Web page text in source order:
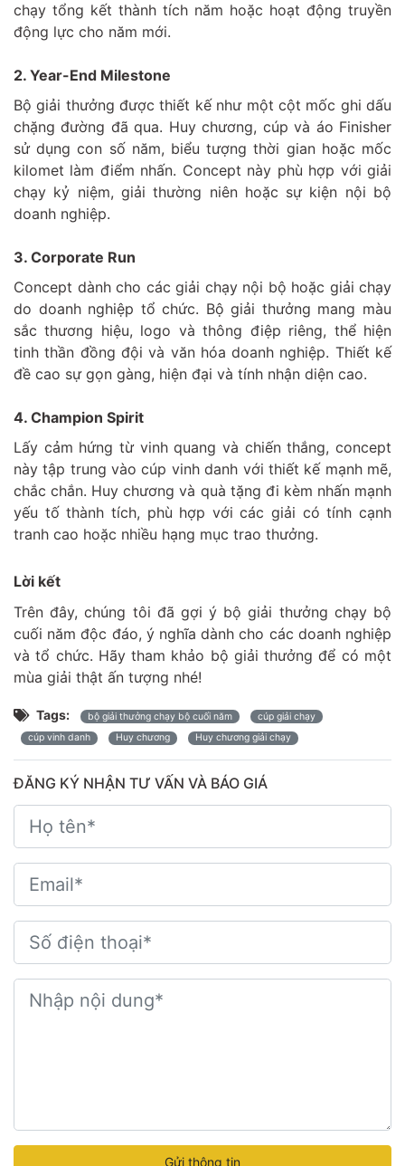
chạy tổng kết thành tích năm hoặc hoạt động truyền
động lực cho năm mới.
2. Year-End Milestone
Bộ giải thưởng được thiết kế như một cột mốc ghi dấu
chặng đường đã qua. Huy chương, cúp và áo Finisher
sử dụng con số năm, biểu tượng thời gian hoặc mốc
kilomet làm điểm nhấn. Concept này phù hợp với giải
chạy kỷ niệm, giải thường niên hoặc sự kiện nội bộ
doanh nghiệp.
3. Corporate Run
Concept dành cho các giải chạy nội bộ hoặc giải chạy
do doanh nghiệp tổ chức. Bộ giải thưởng mang màu
sắc thương hiệu, logo và thông điệp riêng, thể hiện
tinh thần đồng đội và văn hóa doanh nghiệp. Thiết kế
đề cao sự gọn gàng, hiện đại và tính nhận diện cao.
4. Champion Spirit
Lấy cảm hứng từ vinh quang và chiến thắng, concept
này tập trung vào cúp vinh danh với thiết kế mạnh mẽ,
chắc chắn. Huy chương và quà tặng đi kèm nhấn mạnh
yếu tố thành tích, phù hợp với các giải có tính cạnh
tranh cao hoặc nhiều hạng mục trao thưởng.
Lời kết
Trên đây, chúng tôi đã gợi ý bộ giải thưởng chạy bộ
cuối năm độc đáo, ý nghĩa dành cho các doanh nghiệp
và tổ chức. Hãy tham khảo bộ giải thưởng để có một
mùa giải thật ấn tượng nhé!
Tags: bộ giải thưởng chạy bộ cuối năm
cúp giải chạy
cúp vinh danh
Huy chương Huy chương giải chạy
ĐĂNG KÝ NHẬN TƯ VẤN VÀ BÁO GIÁ
Gửi thông tin